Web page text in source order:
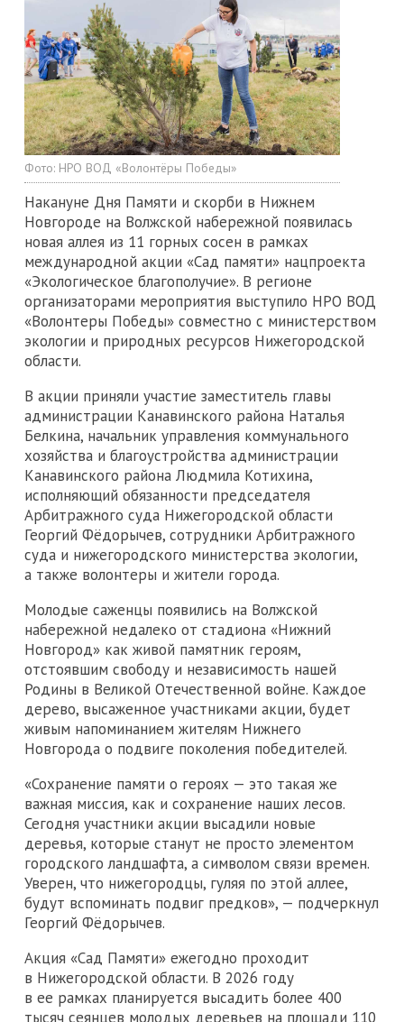
Фото: НРО ВОД «Волонтёры Победы»
Накануне Дня Памяти и скорби в Нижнем
Новгороде на Волжской набережной появилась
новая аллея из 11 горных сосен в рамках
международной акции «Сад памяти» нацпроекта
«Экологическое благополучие». В регионе
организаторами мероприятия выступило НРО ВОД
«Волонтеры Победы» совместно с министерством
экологии и природных ресурсов Нижегородской
области.
В акции приняли участие заместитель главы
администрации Канавинского района Наталья
Белкина, начальник управления коммунального
хозяйства и благоустройства администрации
Канавинского района Людмила Котихина,
исполняющий обязанности председателя
Арбитражного суда Нижегородской области
Георгий Фёдорычев, сотрудники Арбитражного
суда и нижегородского министерства экологии,
а также волонтеры и жители города.
Молодые саженцы появились на Волжской
набережной недалеко от стадиона «Нижний
Новгород» как живой памятник героям,
отстоявшим свободу и независимость нашей
Родины в Великой Отечественной войне. Каждое
дерево, высаженное участниками акции, будет
живым напоминанием жителям Нижнего
Новгорода о подвиге поколения победителей.
«Сохранение памяти о героях — это такая же
важная миссия, как и сохранение наших лесов.
Сегодня участники акции высадили новые
деревья, которые станут не просто элементом
городского ландшафта, а символом связи времен.
Уверен, что нижегородцы, гуляя по этой аллее,
будут вспоминать подвиг предков», — подчеркнул
Георгий Фёдорычев.
Акция «Сад Памяти» ежегодно проходит
в Нижегородской области. В 2026 году
в ее рамках планируется высадить более 400
тысяч сеянцев молодых деревьев на площади 110